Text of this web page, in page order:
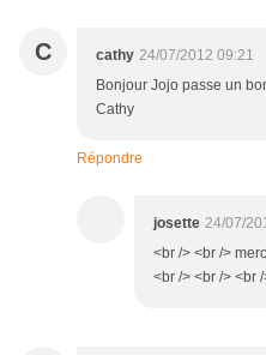
C cathy 24/07/2012 09:21
Bonjour Jojo passe un
Cathy
Répondre
josette 24/07/
<br /> <br />
<br /> <br /> <br